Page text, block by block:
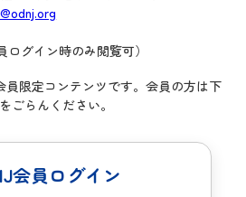
グイン時のみ閲覧可）
員限定コンテンツです。会員の方は下
ごらんください。
会員ログイン